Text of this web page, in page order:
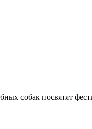
собак посвятят